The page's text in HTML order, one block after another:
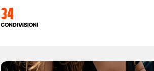
34
CONDIVISIONI